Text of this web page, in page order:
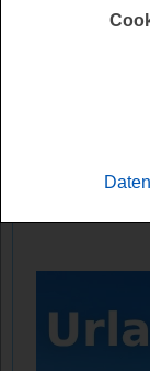
und vielleicht
einen